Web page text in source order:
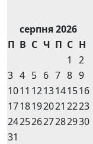
серпня 2026
П В С Ч П С Н
1
2
3 4 5 6 7 8 9
1011 1213141516
1718192021 2223
24252627282930
31